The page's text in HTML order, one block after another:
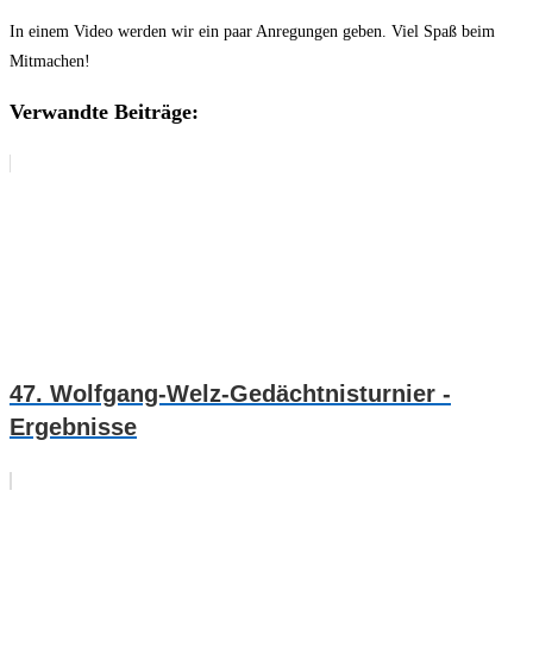
In einem Video werden wir ein paar Anregungen geben. Viel Spaß beim
Mitmachen!
Verwandte Beiträge:
47. Wolfgang-Welz-Gedächtnisturnier -
Ergebnisse